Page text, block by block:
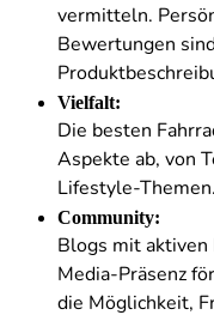
vermitteln.
Bewertungen
Vielfalt:
Die besten
Aspekte ab, von
Lifestyle-Themen.
Community:
Blogs mit aktiven
Media-Präsenz
die Möglichkeit,